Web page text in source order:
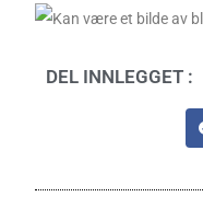
DEL INNLEGGET :